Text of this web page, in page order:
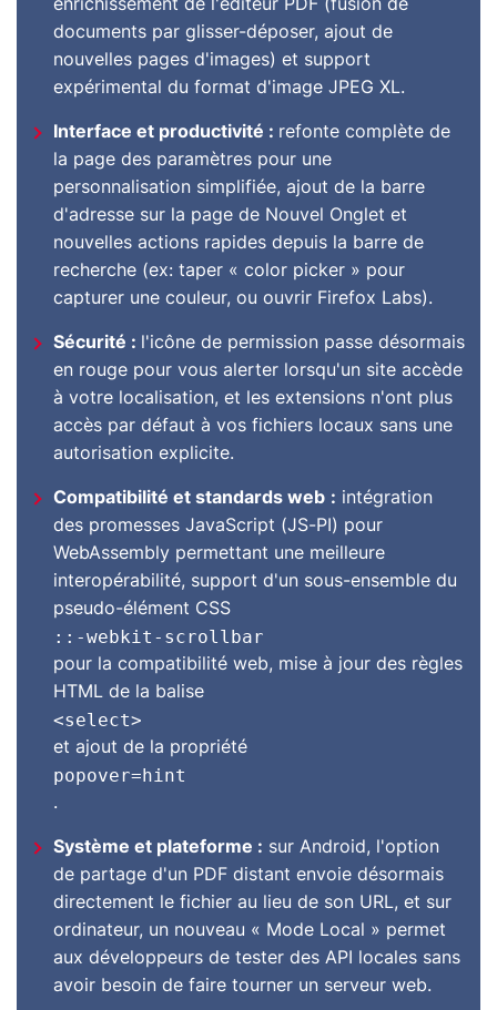
enrichissement de l'éditeur PDF (fusion de
documents par glisser-déposer, ajout de
nouvelles pages d'images) et support
expérimental du format d'image JPEG XL.
Interface et productivité : refonte complète de
la page des paramètres pour une
personnalisation simplifiée, ajout de la barre
d'adresse sur la page de Nouvel Onglet et
nouvelles actions rapides depuis la barre de
recherche (ex: taper « color picker » pour
capturer une couleur, ou ouvrir Firefox Labs).
Sécurité :
l'icône de permission passe désormais
en rouge pour vous alerter lorsqu'un site accède
à votre localisation, et les extensions n'ont plus
accès par défaut à vos fichiers locaux sans une
autorisation explicite.
Compatibilité et standards web : intégration
des promesses JavaScript (JS-PI) pour
WebAssembly permettant une meilleure
interopérabilité, support d'un sous-ensemble du
pseudo-élément CSS
::-webkit-scrollbar
pour la compatibilité web, mise à jour des règles
HTML de la balise
<select>
et ajout de la propriété
popover=hint
.
Système et plateforme : sur Android, l'option
de partage d'un PDF distant envoie désormais
directement le fichier au lieu de son URL, et sur
ordinateur, un nouveau « Mode Local » permet
aux développeurs de tester des API locales sans
avoir besoin de faire tourner un serveur web.